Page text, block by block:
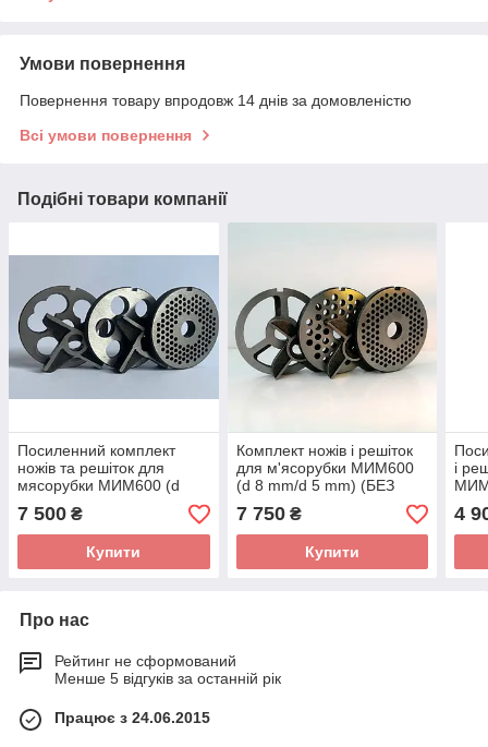
Умови повернення
Повернення товару впродовж 14 днів за домовленістю
Всі умови повернення
Подібні товари компанії
Посиленний комплект
ножів та решіток для
мясорубки МИМ600 (d
25mm\d 5 mm)(БЕЗ
БОРТА)
7 500 ₴
Купити
Комплект ножів і решіток
для м'ясорубки MИМ600
(d 8 mm/d 5 mm) (БЕЗ
БОРТА)
7 750₴
Купити
і
4
Про нас
Рейтинг не сформований
Менше 5 відгуків за останній рік
Працює з 24.06.2015